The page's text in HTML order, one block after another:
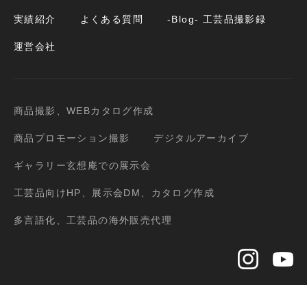
実績紹介 よくある質問 -Blog- 工芸品撮影録
運営会社
商品撮影、WEBカタログ作成
商品プロモーション撮影 デジタルアーカイブ
ギャラリー玄想庵での展示会
工芸品向けHP、展示会DM、カタログ作成
多言語化、工芸品の海外販売代理